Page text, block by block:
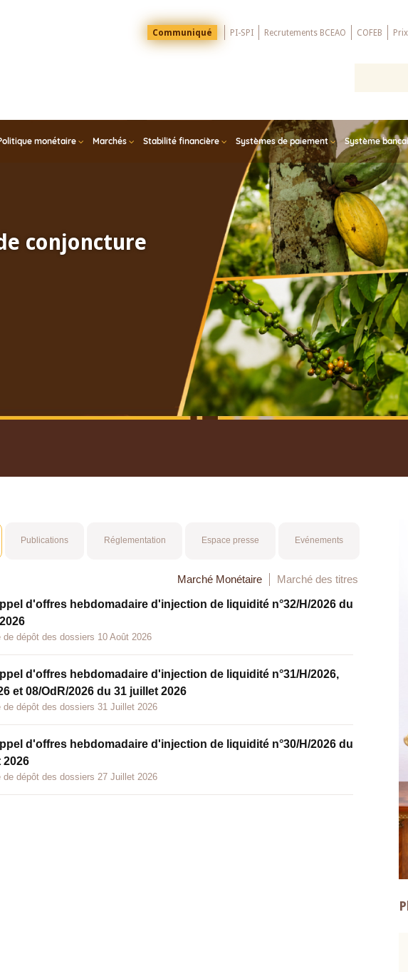
Menu
Top
Communiqué PI-SPI Recrutements BCEAO COFEB
monétaire Marchés Stabilité financière Systèmes de paiement Système
conjoncture
Publications Réglementation Espace presse Evénements
Marché Monétaire Marché des titres
d'offres hebdomadaire d'injection de liquidité n°32/H/2026 du
de dépôt des dossiers 10 Août 2026
d'offres hebdomadaire d'injection de liquidité n°31/H/2026,
et 08/OdR/2026 du 31 juillet 2026
de dépôt des dossiers 31 Juillet 2026
d'offres hebdomadaire d'injection de liquidité n°30/H/2026 du
2026
de dépôt des dossiers 27 Juillet 2026